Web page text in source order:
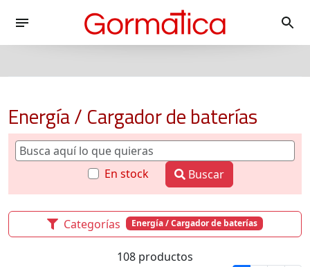
Energía / Cargador de baterías
En stock Buscar
Categorías Energía / Cargador de baterías
108 productos